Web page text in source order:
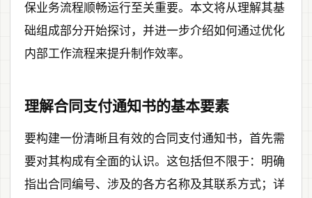
保业务流程顺畅运行至关重要。本文将从理解其基
础组成部分开始探讨，并进一步介绍如何通过优化
内部工作流程来提升制作效率。
理解合同支付通知书的基本要素
要构建一份清晰且有效的合同支付通知书，首先需
要对其构成有全面的认识。这包括但不限于：明确
指出合同编号、涉及的各方名称及其联系方式；详